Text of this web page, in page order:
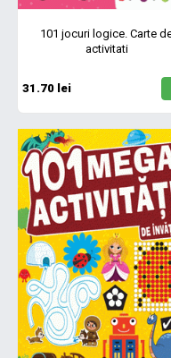
101 jocuri logice. Carte
activitati
31.70 lei